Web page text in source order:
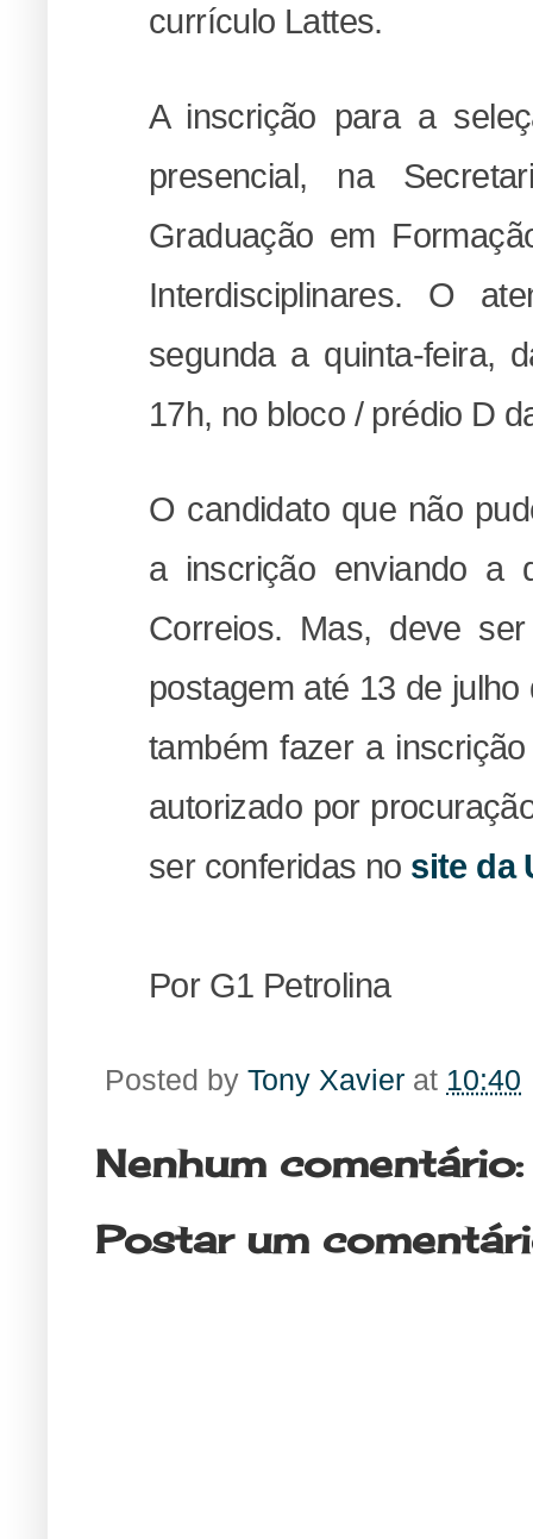
currículo Lattes.
A inscrição para a
presencial, na
Graduação em
Interdisciplinares. O
segunda a quinta-feira,
17h, no bloco / prédio D
O candidato que não
a inscrição enviando a
Correios. Mas, deve
postagem até 13 de
também fazer a
autorizado por
ser conferidas no site da
Por G1 Petrolina
Posted by Tony Xavier at 10:40
Nenhum comentário:
Postar um